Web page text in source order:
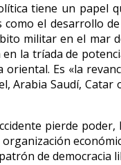
tiene un papel
el desarrollo
militar en el mar
la tríada de
Es «la
Arabia Saudí,
pierde
de democracia